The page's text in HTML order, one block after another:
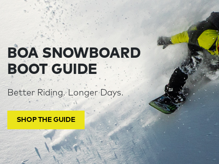
BOA SNOWBOARD
BOOT GUIDE
Better Riding. Longer Days.
SHOP THE GUIDE